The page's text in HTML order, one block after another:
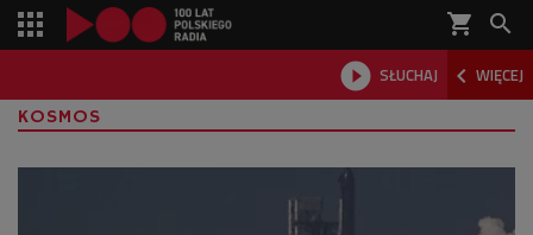
shopping_cart 
 SŁUCHAJ  WIĘCEJ

KOSMOS